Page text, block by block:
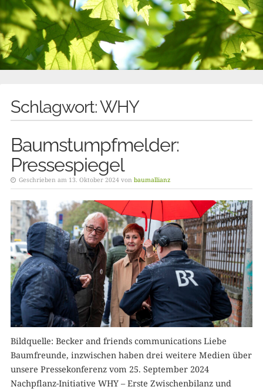
Schlagwort:WHY
Baumstumpfmelder:
Pressespiegel
Geschrieben am 13. Oktober 2024 von baumallianz
Bildquelle: Becker and friends communications Liebe
Baumfreunde, inzwischen haben drei weitere Medien über
unsere Pressekonferenz vom 25. September 2024
Nachpflanz-Initiative WHY – Erste Zwischenbilanz und